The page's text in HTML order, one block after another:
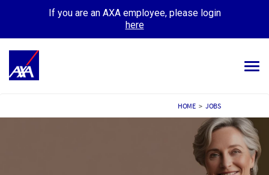
If you are an AXA employee, please login
here
HOME > JOBS